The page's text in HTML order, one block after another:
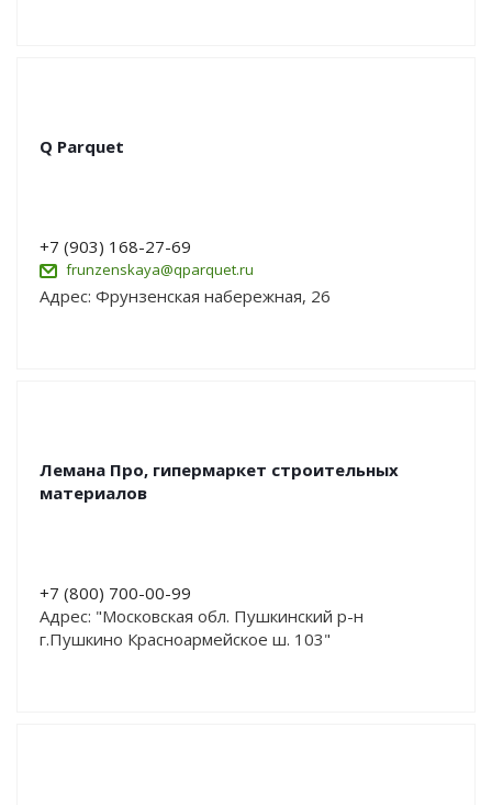
Q Parquet
+7 (903) 168-27-69
frunzenskaya@qparquet.ru
Адрес: Фрунзенская набережная, 26
Лемана Про, гипермаркет строительных
материалов
+7 (800) 700-00-99
Адрес: "Московская обл. Пушкинский р-н
г.Пушкино Красноармейское ш. 103"